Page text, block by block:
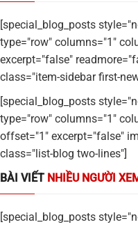
[special_blog_posts
type="row" columns="1"
excerpt="false"
class="item-sidebar first-
[special_blog_posts
type="row" columns="1"
offset="1" excerpt="false"
class="list-blog two-lines"]
BÀI VIẾT NHIỀU NGƯỜI
[special_blog_posts